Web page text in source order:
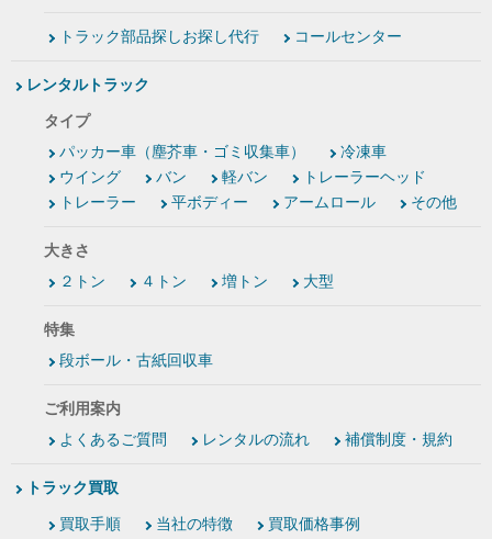
トラック部品探しお探し代行 コールセンター
レンタルトラック
タイプ
パッカー車（塵芥車・ゴミ収集車）
冷凍車
ウイング
バン 軽バン
トレーラーヘッド
トレーラー
平ボディー アームロール その他
大きさ
２トン
４トン 増トン 大型
特集
段ボール・古紙回収車
ご利用案内
よくあるご質問
レンタルの流れ 補償制度・規約
トラック買取
買取手順 当社の特徴
買取価格事例